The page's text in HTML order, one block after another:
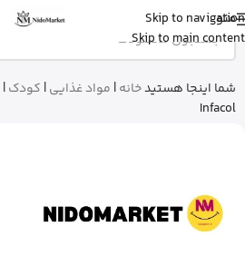
Skip to navigation
Skip to main content
منو
شما اینجا هستیدخانه| مواد غذایی| کودک|
Infacol
عسلاز تهران
استیک ضد آفتاب نامرئی ایزدین رو خرید
13 دقیقه پیش